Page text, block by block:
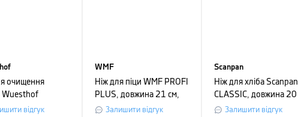
очищення
Wuesthof
довжина 10
відгук
WMF
Ніж для піци WMF PROFI
PLUS, довжина 21 см,
сріблястий
Залишити відгук
Scanpan
Ніж для хліба Scanpan
CLASSIC, довжина 20
см, чорний
Залишити відгук